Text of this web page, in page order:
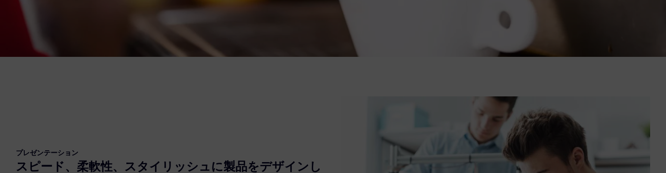
プレゼンテーション
スピード、柔軟性、スタイリッシュに製品をデザインし